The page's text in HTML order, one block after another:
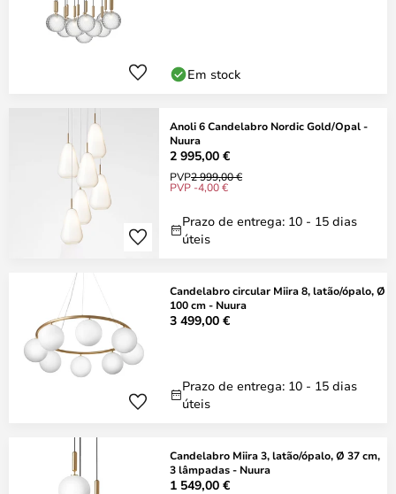
Em stock
Anoli 6 Candelabro Nordic Gold/Opal -
Nuura
2 995,00 €
PVP2 999,00 €
PVP -4,00 €
Prazo de entrega: 10 - 15 dias
úteis
Candelabro circular Miira 8, latão/ópalo, Ø
100 cm - Nuura
3 499,00 €
Prazo de entrega: 10 - 15 dias
úteis
Candelabro Miira 3, latão/ópalo, Ø 37 cm,
3 lâmpadas - Nuura
1 549,00 €